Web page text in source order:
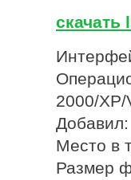
скачать
2000/
Место в
Размер